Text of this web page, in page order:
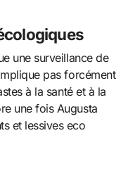
une surveillance de
pas forcément
à la santé et à la
une fois Augusta
et lessives eco